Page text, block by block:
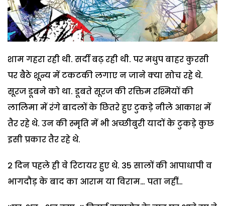
शाम गहरा रही थी. सर्दी बढ़ रही थी. पर मधुप बाहर कुरसी
पर बैठे शून्य में टकटकी लगाए न जाने क्या सोच रहे थे.
सूरज डूबने को था. डूबते सूरज की रक्तिम रश्मियों की
लालिमा में रंगे बादलों के छितरे हुए टुकड़े नीले आकाश में
तैर रहे थे. उन की स्मृति में भी अच्छीबुरी यादों के टुकड़े कुछ
इसी प्रकार तैर रहे थे.
2 दिन पहले ही वे रिटायर हुए थे. 35 सालों की आपाधापी व
भागदौड़ के बाद का आराम या विराम… पता नहीं…